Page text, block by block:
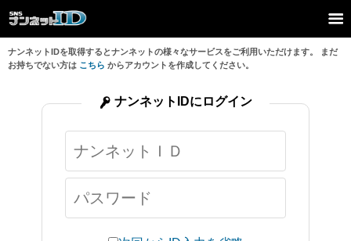
ナンネットIDを取得するとナンネットの様々なサービスをご利用いただけます。 まだ
お持ちでない方は こちら からアカウントを作成してください。
ナンネットIDにログイン